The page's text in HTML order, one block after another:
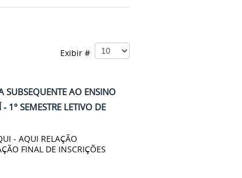
Exibir #
SUBSEQUENTE AO ENSINO
SEMESTRE LETIVO DE
- AQUI RELAÇÃO
FINAL DE INSCRIÇÕES